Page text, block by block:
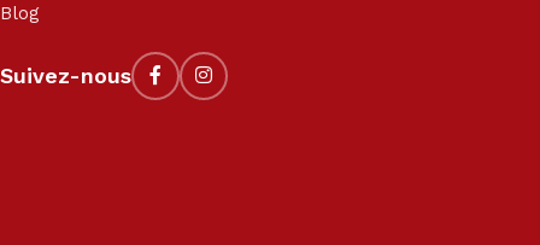
Blog
Suivez-nous